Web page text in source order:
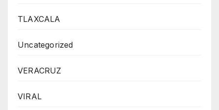
TLAXCALA
Uncategorized
VERACRUZ
VIRAL